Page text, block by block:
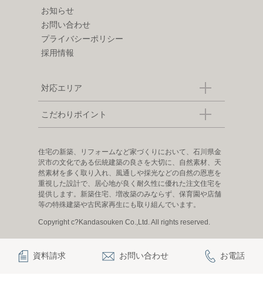
お知らせ
お問い合わせ
プライバシーポリシー
採用情報
対応エリア
こだわりポイント
住宅の新築、リフォームなど家づくりにおいて、石川県金
沢市の文化である伝統建築の良さを大切に、自然素材、天
然素材を多く取り入れ、風通しや採光などの自然の恩恵を
重視した設計で、居心地が良く耐久性に優れた注文住宅を
提供します。新築住宅、増改築のみならず、保育園や店舗
等の特殊建築や古民家再生にも取り組んでいます。
Copyright c?Kandasouken Co.,Ltd. All rights reserved.
資料請求 お問い合わせ お電話